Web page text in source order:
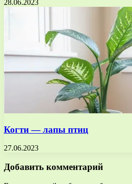
28.06.2023
Когти — лапы птиц
27.06.2023
Добавить комментарий